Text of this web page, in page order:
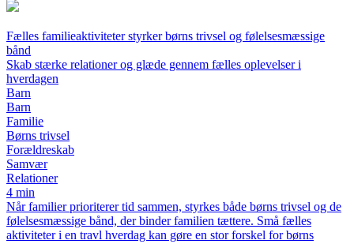
Fælles familieaktiviteter styrker børns trivsel og følelsesmæssige
bånd
Skab stærke relationer og glæde gennem fælles oplevelser i
hverdagen
Barn
Barn
Familie
Børns trivsel
Forældreskab
Samvær
Relationer
4 min
Når familier prioriterer tid sammen, styrkes både børns trivsel og de
følelsesmæssige bånd, der binder familien tættere. Små fælles
aktiviteter i en travl hverdag kan gøre en stor forskel for børns